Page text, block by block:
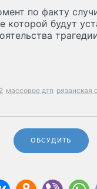
по факту
которой будут
массовое дтп рязанская
ОБСУДИТЬ